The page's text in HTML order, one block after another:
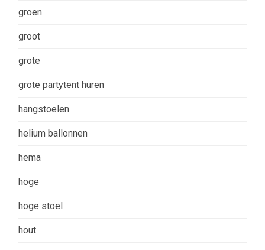
groen
groot
grote
grote partytent huren
hangstoelen
helium ballonnen
hema
hoge
hoge stoel
hout